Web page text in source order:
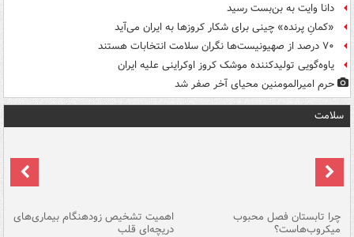
دانا وایت به بن‌بست رسید
«کمانِ پرنده» چینی برای شکار کروزها به ایران می‌آید
۷۰ درصد از صهیونیست‌ها نگران سلامت انتخابات هستند
یاوه‌گویی تولیدکننده موشک کروز اوکراینی علیه ایران
حرم امیرالمومنین محیای آخر صفر شد
سلامت
چرا تابستان فصل محبوب
میکروب‌هاست؟
اهمیت تشخیص زودهنگام بیماری‌های
دریچه‌ای قلب